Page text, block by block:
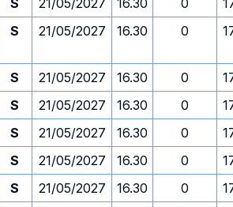
S 21/05/2027 16.30 0
S 21/05/2027 16.30 0
S 21/05/2027 16.30 0
S 21/05/2027 16.30 0
S 21/05/2027 16.30 0
S 21/05/2027 16.30 0
S 21/05/2027 16.30 0